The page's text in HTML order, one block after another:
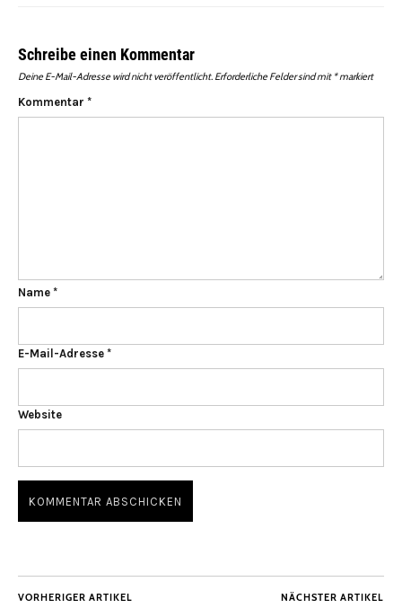
Schreibe einen Kommentar
Deine E-Mail-Adresse wird nicht veröffentlicht. Erforderliche Felder sind mit *markiert
Kommentar *
Name *
E-Mail-Adresse *
Website
VORHERIGER ARTIKEL
NÄCHSTER ARTIKEL